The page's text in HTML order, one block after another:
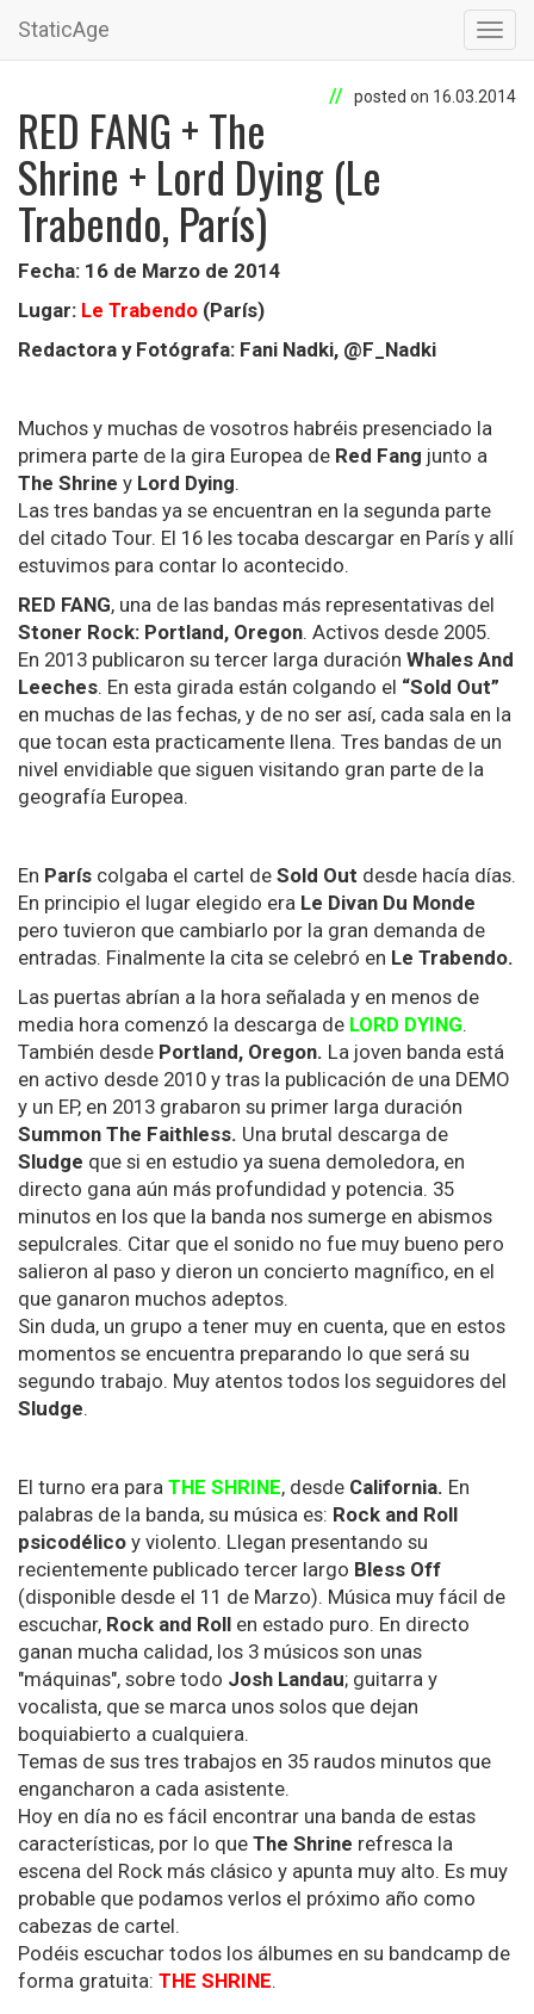
StaticAge
posted on 16.03.2014
RED FANG + The
Shrine + Lord Dying (Le
Trabendo, París)
Fecha: 16 de Marzo de 2014
Lugar: Le Trabendo (París)
Redactora y Fotógrafa: Fani Nadki, @F_Nadki
Muchos y muchas de vosotros habréis presenciado la
primera parte de la gira Europea de Red Fang junto a
The Shrine y Lord Dying.
Las tres bandas ya se encuentran en la segunda parte
del citado Tour. El 16 les tocaba descargar en París y allí
estuvimos para contar lo acontecido.
RED FANG, una de las bandas más representativas del
Stoner Rock: Portland, Oregon. Activos desde 2005.
En 2013 publicaron su tercer larga duración Whales And
Leeches. En esta girada están colgando el “Sold Out”
en muchas de las fechas, y de no ser así, cada sala en la
que tocan esta practicamente llena. Tres bandas de un
nivel envidiable que siguen visitando gran parte de la
geografía Europea.
En París colgaba el cartel de Sold Out desde hacía días.
En principio el lugar elegido era Le Divan Du Monde
pero tuvieron que cambiarlo por la gran demanda de
entradas. Finalmente la cita se celebró en Le Trabendo.
Las puertas abrían a la hora señalada y en menos de
media hora comenzó la descarga de LORD DYING.
También desde Portland, Oregon. La joven banda está
en activo desde 2010 y tras la publicación de una DEMO
y un EP, en 2013 grabaron su primer larga duración
Summon The Faithless. Una brutal descarga de
Sludge que si en estudio ya suena demoledora, en
directo gana aún más profundidad y potencia. 35
minutos en los que la banda nos sumerge en abismos
sepulcrales. Citar que el sonido no fue muy bueno pero
salieron al paso y dieron un concierto magnífico, en el
que ganaron muchos adeptos.
Sin duda, un grupo a tener muy en cuenta, que en estos
momentos se encuentra preparando lo que será su
segundo trabajo. Muy atentos todos los seguidores del
Sludge.
El turno era para THE SHRINE, desde California. En
palabras de la banda, su música es: Rock and Roll
psicodélico y violento. Llegan presentando su
recientemente publicado tercer largo Bless Off
(disponible desde el 11 de Marzo). Música muy fácil de
escuchar, Rock and Roll en estado puro. En directo
ganan mucha calidad, los 3 músicos son unas
"máquinas", sobre todo Josh Landau; guitarra y
vocalista, que se marca unos solos que dejan
boquiabierto a cualquiera.
Temas de sus tres trabajos en 35 raudos minutos que
engancharon a cada asistente.
Hoy en día no es fácil encontrar una banda de estas
características, por lo que The Shrine refresca la
escena del Rock más clásico y apunta muy alto. Es muy
probable que podamos verlos el próximo año como
cabezas de cartel.
Podéis escuchar todos los álbumes en su bandcamp de
forma gratuita: THE SHRINE.